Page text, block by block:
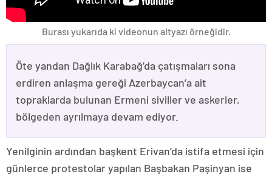
Burası yukarıda ki videonun altyazı örneğidir.
Öte yandan Dağlık Karabağ’da çatışmaları sona
erdiren anlaşma gereği Azerbaycan’a ait
topraklarda bulunan Ermeni siviller ve askerler,
bölgeden ayrılmaya devam ediyor.
Yenilginin ardından başkent Erivan’da istifa etmesi için
günlerce protestolar yapılan Başbakan Paşinyan ise